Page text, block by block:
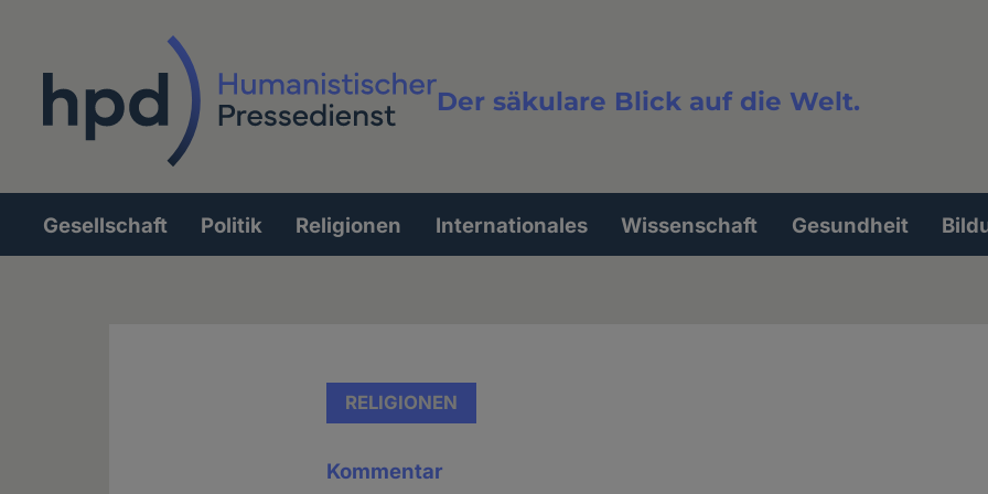
Der säkulare Blick auf die Welt.
Volltextsuche
Hauptnavigation
Gesellschaft Politik Religionen Internationales Wissenschaft Gesundheit
RELIGIONEN
Kommentar